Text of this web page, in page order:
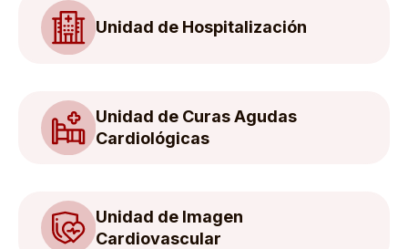
Unidad de Hospitalización
Unidad de Curas Agudas
Cardiológicas
Unidad de Imagen
Cardiovascular